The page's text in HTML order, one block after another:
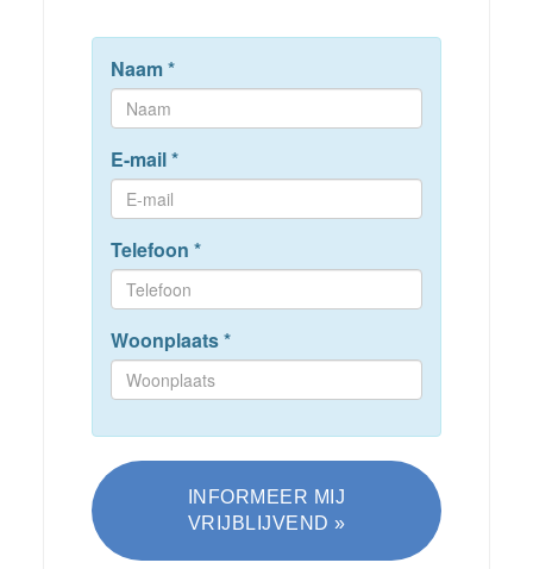
Naam*
E-mail*
Telefoon *
Woonplaats*